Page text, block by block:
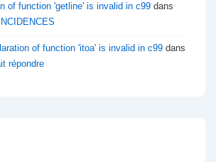
of function 'getline' is invalid in c99 dans
of function 'itoa' is invalid in c99 dans
répondre